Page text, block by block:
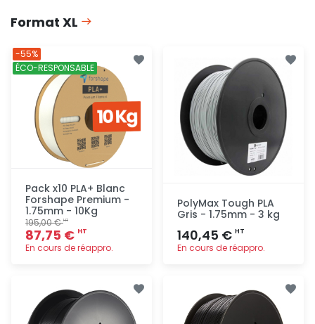
Format XL
Pack x10 PLA+ Blanc
Forshape Premium -
1.75mm - 10Kg
195,00 €HT
87,75 € HT
En cours de réappro.
rapide
-55%
ÉCO-RESPONSABLE
PolyMax Tough PLA
Gris - 1.75mm - 3 kg
140,45 € HT
En cours de réappro.
rapide